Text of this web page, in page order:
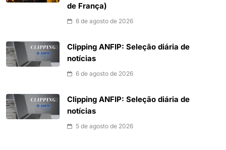
de França)
6 de agosto de 2026
Clipping ANFIP: Seleção diária de
notícias
6 de agosto de 2026
Clipping ANFIP: Seleção diária de
notícias
5 de agosto de 2026